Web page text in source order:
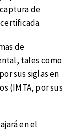
de
de
tales como
sus siglas en
(IMTA, por sus
en el